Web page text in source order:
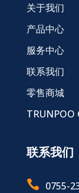
关于我们
产品中心
服务中心
联系我们
零售商城
TRUNPOO
联系我们
 0755-